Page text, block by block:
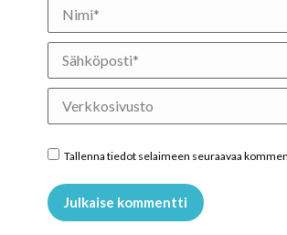
Nimi *
Sähköposti *
Verkkosivusto
Tallenna tiedot selaimeen seuraavaa
Julkaise kommentti